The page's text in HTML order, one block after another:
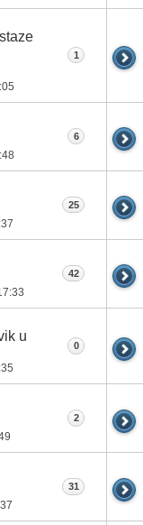
1
6
25
42
u
0
2
31